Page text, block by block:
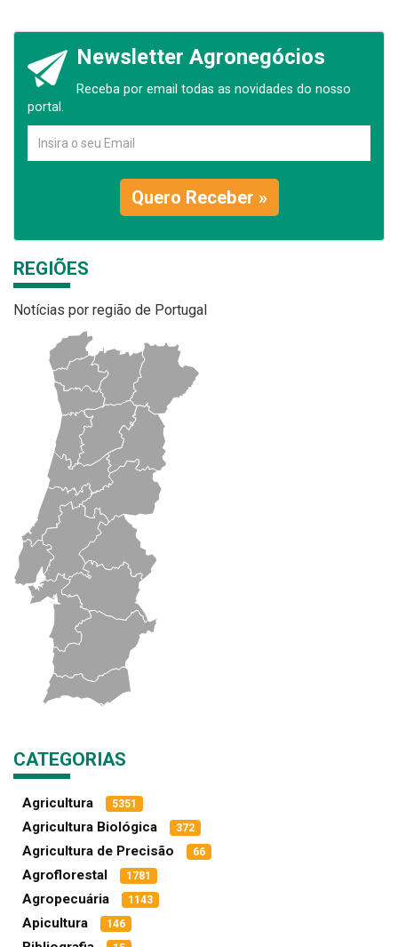
Newsletter Agronegócios
Receba por email todas as novidades do nosso
portal.
Quero Receber »
REGIÕES
Notícias por região de Portugal
CATEGORIAS
Agricultura 5351
Agricultura Biológica 372
Agricultura de Precisão 66
Agroflorestal 1781
Agropecuária 1143
Apicultura 146